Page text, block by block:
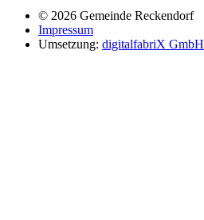
© 2026 Gemeinde Reckendorf
Impressum
Umsetzung: digitalfabriX GmbH